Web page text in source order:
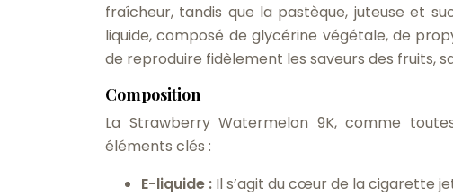
fraîcheur, tandis que la pastèque, juteuse et
liquide, composé de glycérine végétale, de
de reproduire fidèlement les saveurs des fruits,
Composition
La Strawberry Watermelon 9K, comme
éléments clés :
E-liquide : Il s’agit du cœur de la cigarette